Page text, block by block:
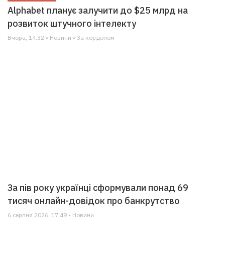
Alphabet планує залучити до $25 млрд на
розвиток штучного інтелекту
Вчора, 14:32 • Новини • За кордоном
За пів року українці сформували понад 69
тисяч онлайн-довідок про банкрутство
6 серпня 2026, 17:49 • Новини